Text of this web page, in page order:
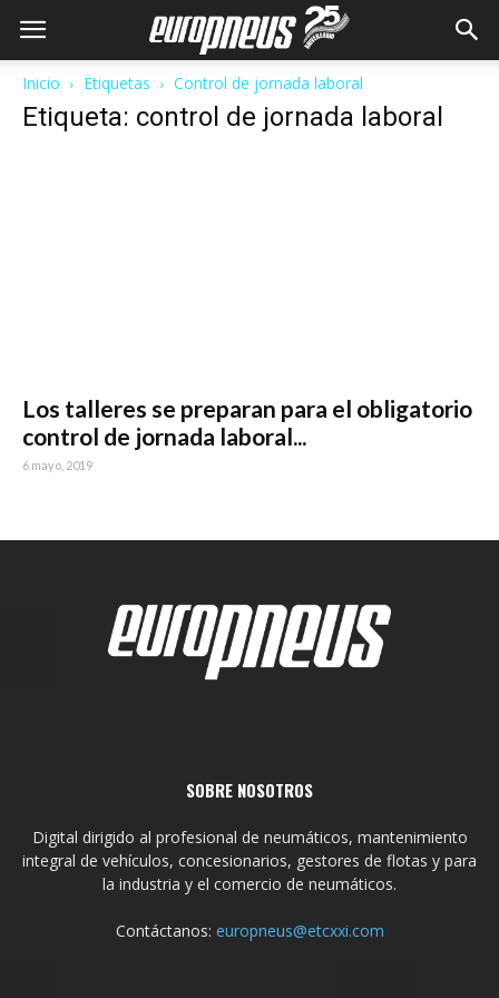
Inicio Etiquetas Control de jornada laboral
Etiqueta: control de jornada laboral
Los talleres se preparan para el obligatorio
control de jornada laboral...
6 mayo, 2019
SOBRE NOSOTROS
Digital dirigido al profesional de neumáticos, mantenimiento
integral de vehículos, concesionarios, gestores de flotas y para
la industria y el comercio de neumáticos.
Contáctanos: europneus@etcxxi.com